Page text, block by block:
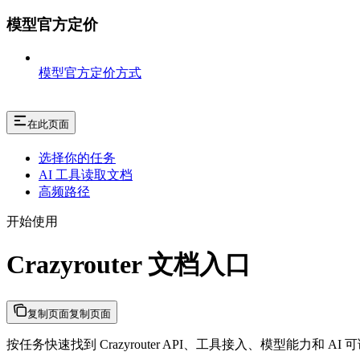
模型官方定价
模型官方定价方式
在此页面
选择你的任务
AI 工具读取文档
高频路径
开始使用
Crazyrouter 文档入口
复制页面复制页面
按任务快速找到 Crazyrouter API、工具接入、模型能力和 AI